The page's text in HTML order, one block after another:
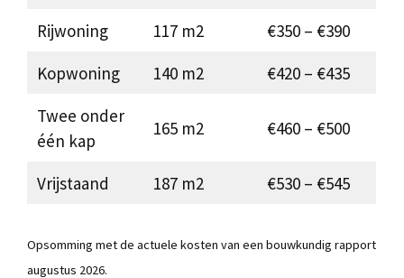
Rijwoning
117 m2
€350 – €390
Kopwoning
140 m2
€420 – €435
Twee onder
één kap
165 m2 €460 – €500
Vrijstaand 187 m2 €530 – €545
Opsomming met de actuele kosten van een bouwkundig rapport
augustus 2026.